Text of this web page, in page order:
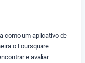
como um aplicativo de
o Foursquare
e avaliar